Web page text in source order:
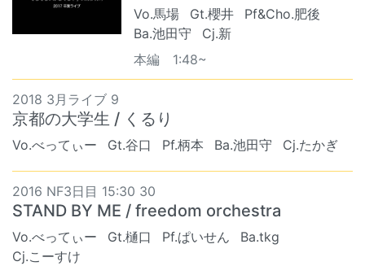
Vo.馬場 Gt.櫻井
Pf&Cho.肥後
Ba.池田守
Cj.新
本編 1:48~
2018 3月ライブ 9
京都の大学生 / くるり
Vo.べってぃー Gt.谷口 Pf.柄本 Ba.池田守 Cj.たかぎ
2016 NF3日目 15:30 30
STAND BY ME / freedom orchestra
Vo.べってぃー Gt.樋口 Pf.ぱいせん
Ba.tkg
Cj.こーすけ